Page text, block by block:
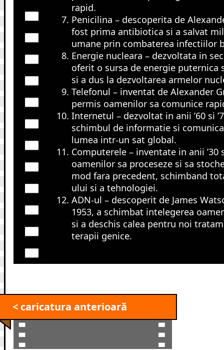
rapid.
Penicilina – descoperita de
fost prima antibiotica si a salvat
umane prin combaterea infectiilor
Energie nucleara – dezvoltata in
oferit o sursa de energie puternica
si a dus la dezvoltarea armelor
Telefonul – inventat de Alexander
permis oamenilor sa comunice
Internetul – dezvoltat in anii ’60 si
schimbul de informatie si
lumea intr-un sat global.
Computerele – inventate in anii ’30
oamenilor sa proceseze si sa
mod fara precedent, schimband
ului si a tehnologiei.
ADN-ul – descoperit de James
1953, a schimbat intelegerea
si a deschis calea pentru noi
terapii genice.
< caricatura anterioară